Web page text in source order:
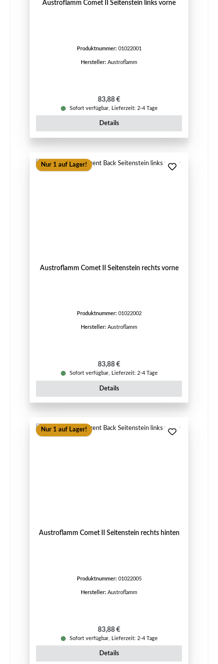
Austroflamm Comet II Seitenstein links vorne
Produktnummer: 01022001
Hersteller: Austroflamm
Regulärer Preis:
83,88 €
Sofort verfügbar, Lieferzeit: 2-4 Tage
Details
Nur 1 auf Lager!
Austroflamm Comet II Seitenstein rechts vorne
Produktnummer: 01022002
Hersteller: Austroflamm
Regulärer Preis:
83,88 €
Sofort verfügbar, Lieferzeit: 2-4 Tage
Details
Nur 1 auf Lager!
Austroflamm Comet II Seitenstein rechts hinten
Produktnummer: 01022005
Hersteller: Austroflamm
Regulärer Preis:
83,88 €
Sofort verfügbar, Lieferzeit: 2-4 Tage
Details